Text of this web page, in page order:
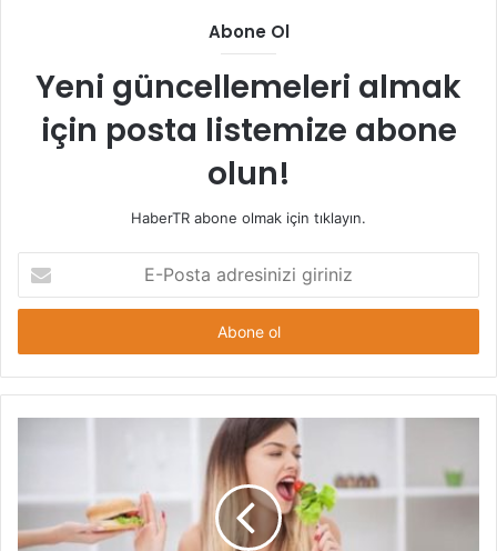
Abone Ol
Yeni güncellemeleri almak
için posta listemize abone
olun!
HaberTR abone olmak için tıklayın.
Posta
adresinizi